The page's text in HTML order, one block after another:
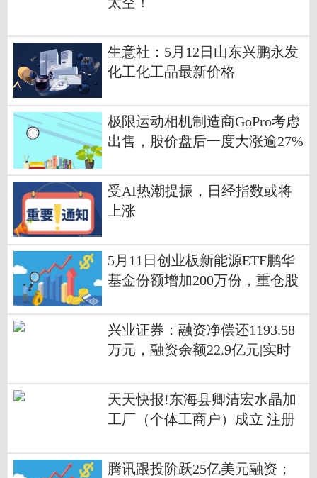
生意社：5月12日山东兴鹏永发
化工化工品最新价格
极限运动相机制造商GoPro考虑
出售，股价盘后一度大涨逾27%
受AI热潮提振，日经指数或将
上涨
5月11日创业板新能源ETF鹏华
基金份额增加200万份，重仓股
术 每日播报
兴业证券：融资净偿还1193.58
万元，融资余额22.9亿元|实时
天天快报!东海县卿清宏水晶加
工厂（个体工商户）成立 注册
腾讯跟投阶跃25亿美元融资；